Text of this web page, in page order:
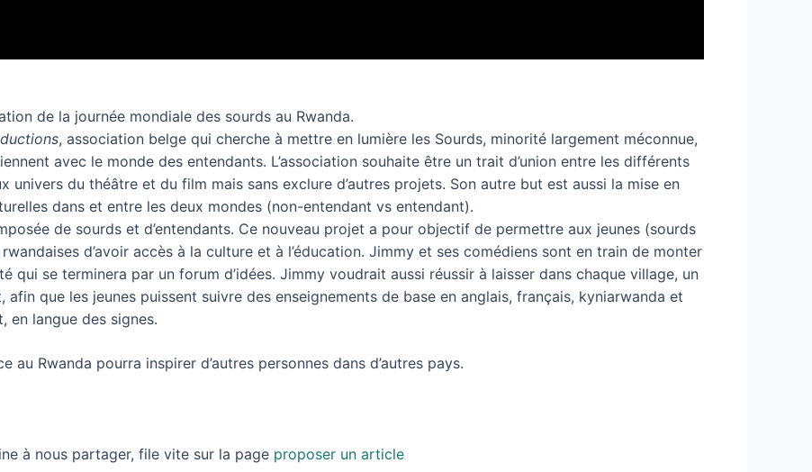
de la journée mondiale des sourds au Rwanda.
, association belge qui cherche à mettre en lumière les Sourds, minorité largement méconnue,
avec le monde des entendants. L’association souhaite être un trait d’union entre les différents
univers du théâtre et du film mais sans exclure d’autres projets. Son autre but est aussi la mise en
dans et entre les deux mondes (non-entendant vs entendant).
de sourds et d’entendants. Ce nouveau projet a pour objectif de permettre aux jeunes (sourds
d’avoir accès à la culture et à l’éducation. Jimmy et ses comédiens sont en train de monter
qui se terminera par un forum d’idées. Jimmy voudrait aussi réussir à laisser dans chaque village, un
que les jeunes puissent suivre des enseignements de base en anglais, français, kyniarwanda et
en langue des signes.
au Rwanda pourra inspirer d’autres personnes dans d’autres pays.
à nous partager, file vite sur la page proposer un article